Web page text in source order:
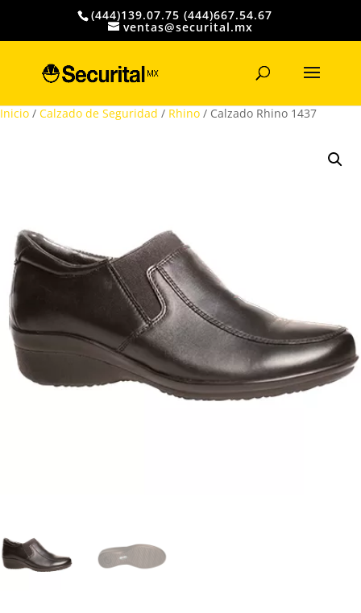
(444)139.07.75 (444)667.54.67
ventas@securital.mx
productos
Inicio / Calzado de Seguridad / Rhino / Calzado Rhino 1437